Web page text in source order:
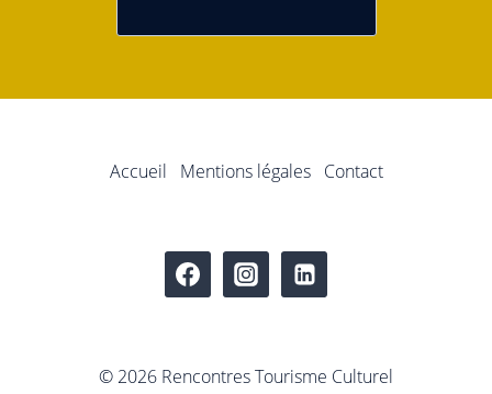
Accueil Mentions légales Contact
© 2026 Rencontres Tourisme Culturel